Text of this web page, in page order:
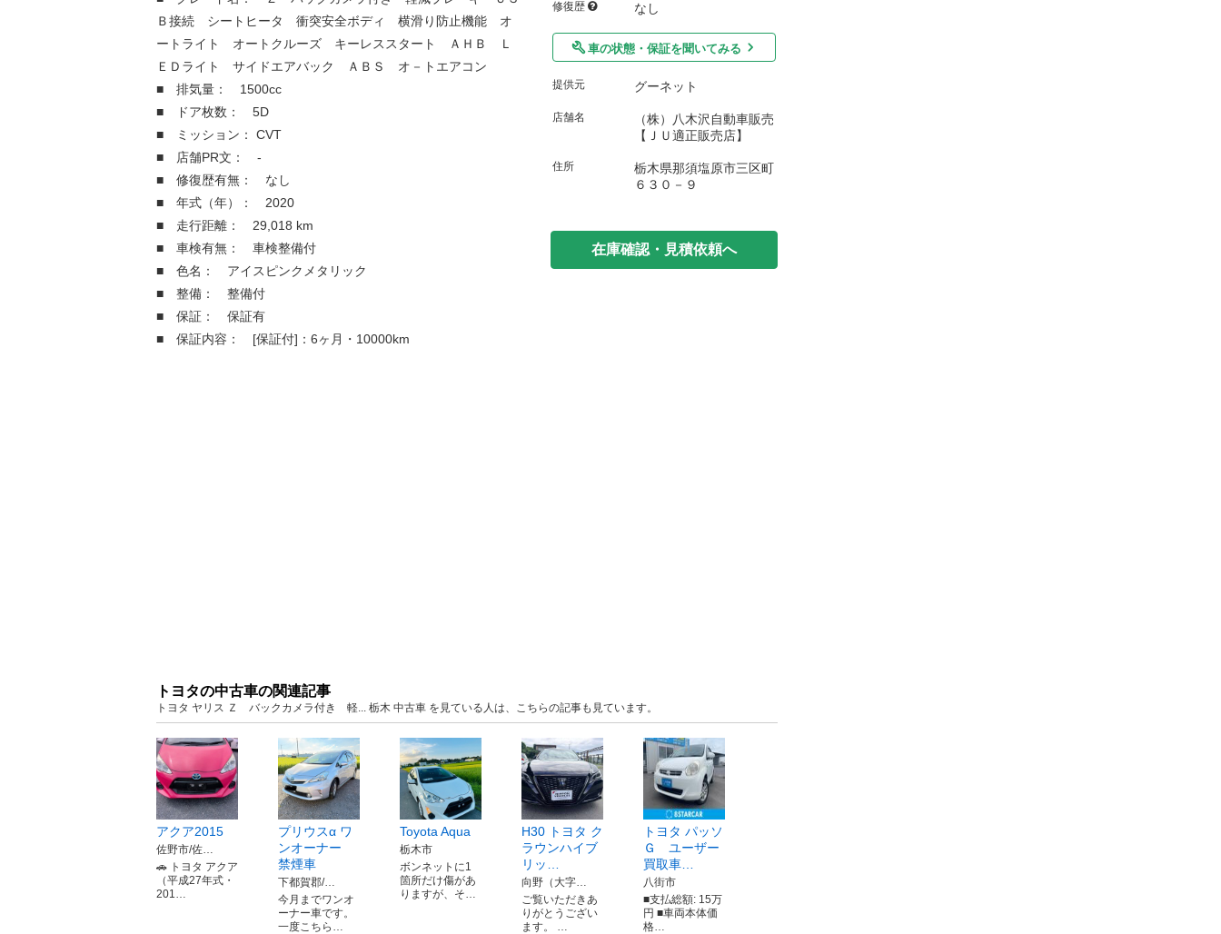
Ｂ接続 シートヒータ 衝突安全ボディ 横滑り防止機能 オ
ートライト オートクルーズ キーレススタート ＡＨＢ Ｌ
ＥＤライト サイドエアバック ＡＢＳ オ－トエアコン
■ 排気量： 1500cc
■ ドア枚数： 5D
■ ミッション： CVT
■ 店舗PR文： -
■ 修復歴有無： なし
■ 年式（年）： 2020
■ 走行距離： 29,018 km
■ 車検有無： 車検整備付
■ 色名： アイスピンクメタリック
■ 整備： 整備付
■ 保証： 保証有
■ 保証内容： [保証付]：6ヶ月・10000km
修復歴 なし
車の状態・保証を聞いてみる
提供元 グーネット
店舗名
（株）八木沢自動車販売
【ＪＵ適正販売店】
住所
栃木県那須塩原市三区町
６３０－９
在庫確認・見積依頼へ
トヨタの中古車の関連記事
トヨタ ヤリス Ｚ バックカメラ付き 軽... 栃木 中古車 を見ている人は、こちらの記事も見ています。
アクア2015
佐野市/佐…
🚗 トヨタ アクア
（平成27年式・
201…
プリウスα ワ
ンオーナー
禁煙車
下都賀郡/…
今月までワンオ
ーナー車です。
一度こちら…
Toyota Aqua
栃木市
ボンネットに1
箇所だけ傷があ
りますが、そ…
H30 トヨタ ク
ラウンハイブ
リッ…
向野（大字…
ご覧いただきあ
りがとうござい
ます。 …
トヨタ パッソ
Ｇ ユーザー
買取車…
八街市
■支払総額: 15万
円 ■車両本体価
格…